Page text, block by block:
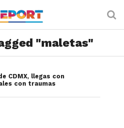
"maletas"
CDMX, llegas con
con traumas